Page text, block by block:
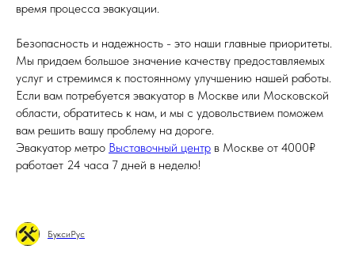
время процесса эвакуации.
Безопасность и надежность - это наши главные приоритеты.
Мы придаем большое значение качеству предоставляемых
услуг и стремимся к постоянному улучшению нашей работы.
Если вам потребуется эвакуатор в Москве или Московской
области, обратитесь к нам, и мы с удовольствием поможем
вам решить вашу проблему на дороге.
Эвакуатор метро Выставочный центр в Москве от 4000₽
работает 24 часа 7 дней в неделю!
БуксиРус